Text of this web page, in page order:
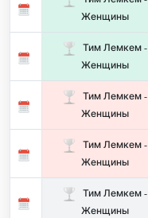
Женщины
Тим Лемкем -
Женщины
Тим Лемкем -
Женщины
Тим Лемкем -
Женщины
Тим Лемкем -
Женщины